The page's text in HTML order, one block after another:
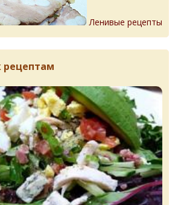
Ленивые рецепты
рецептам